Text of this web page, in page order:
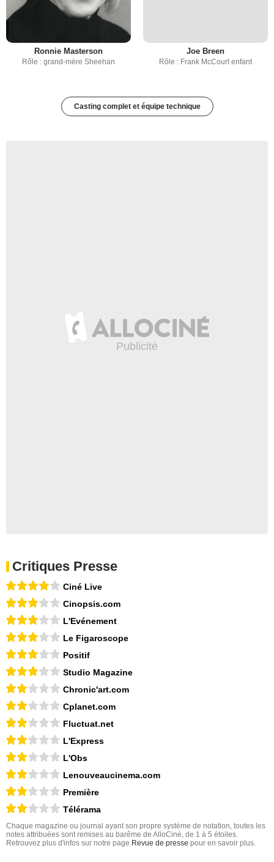
Ronnie Masterson
Rôle : grand-mère Sheehan
Joe Breen
Rôle : Frank McCourt enfant
Casting complet et équipe technique
Critiques Presse
Ciné Live
Cinopsis.com
L'Evénement
Le Figaroscope
Positif
Studio Magazine
Chronic'art.com
Cplanet.com
Fluctuat.net
L'Express
L'Obs
Lenouveaucinema.com
Première
Télérama
Chaque magazine ou journal ayant son propre système de notation, toutes les
notes attribuées sont remises au barême de AlloCiné, de 1 à 5 étoiles.
Retrouvez plus d'infos sur notre page Revue de presse pour en savoir plus.